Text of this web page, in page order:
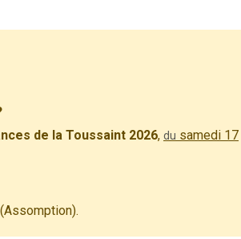
de la Toussaint 2026, du samedi 17
(Assomption).